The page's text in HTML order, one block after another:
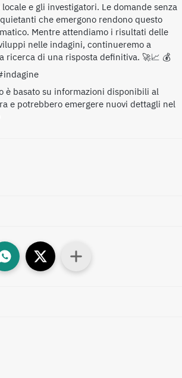
e gli investigatori. Le domande senza
che emergono rendono questo
Mentre attendiamo i risultati delle
nelle indagini, continueremo a
ricerca di una risposta definitiva. 🚀📈 💰
è basato su informazioni disponibili al
e potrebbero emergere nuovi dettagli nel